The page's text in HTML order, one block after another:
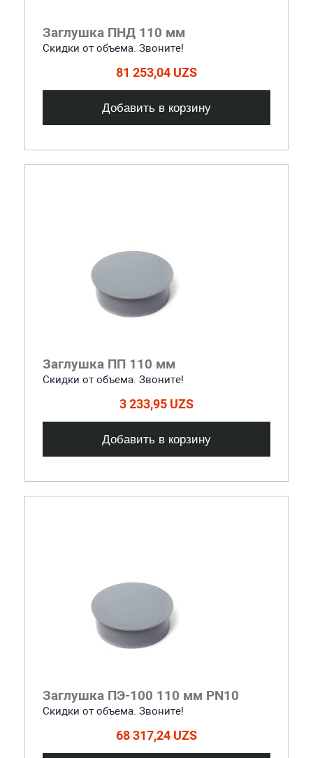
Заглушка ПНД 110 мм
Скидки от объема. Звоните!
81 253,04 UZS
Добавить в корзину
Заглушка ПП 110 мм
Скидки от объема. Звоните!
3 233,95 UZS
Добавить в корзину
Заглушка ПЭ-100 110 мм PN10
Скидки от объема. Звоните!
68 317,24 UZS